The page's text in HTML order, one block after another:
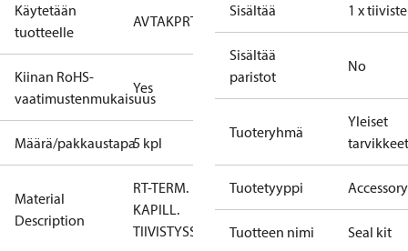
Käytetään
tuotteelle
AVTAKPRT
Kiinan RoHS-
vaatimustenmukaisuus
Yes
Määrä/pakkaustapa5 kpl
Material
Description
RT-TERM.
KAPILL.
TIIVISTYSSRJ
Sisältää 1 x tiiviste
Sisältää
paristot
No
Tuoteryhmä
Yleiset
tarvikkeet
Tuotetyyppi Accessory
Tuotteen nimi Seal kit